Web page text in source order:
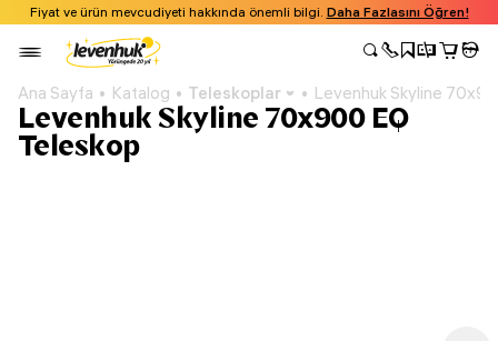
Fiyat ve ürün mevcudiyeti hakkında önemli bilgi. Daha Fazlasını Öğren!
Ana Sayfa Katalog Teleskoplar Levenhuk Skyline
Levenhuk Skyline 70x900 EQ
Teleskop